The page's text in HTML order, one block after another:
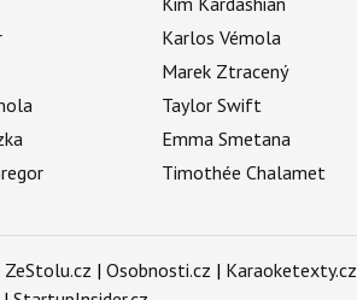
Karlos Vémola
Marek Ztracený
Taylor Swift
Emma Smetana
Timothée Chalamet
ZeStolu.cz | Osobnosti.cz | Karaoketexty.cz